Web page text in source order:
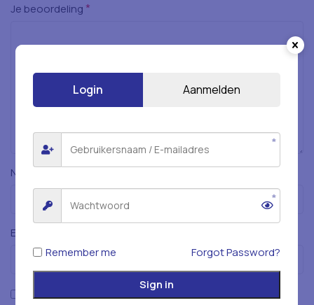
Je beoordeling *
Naam *
E-mail
Mijn naam, e-mailadres en website opslaan in deze
Login Aanmelden
Remember me Forgot Password?
Sign in